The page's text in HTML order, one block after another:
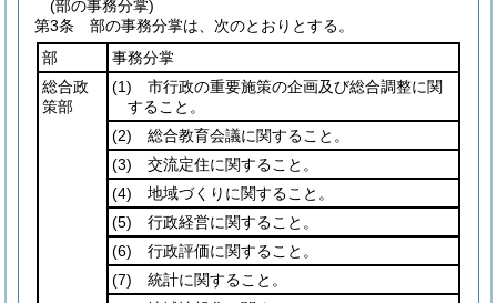
(部の事務分掌)
第3条
部の事務分掌は、次のとおりとする。
部
事務分掌
総合政
策部
(1) 市行政の重要施策の企画及び総合調整に関
すること。
(2) 総合教育会議に関すること。
(3) 交流定住に関すること。
(4) 地域づくりに関すること。
(5) 行政経営に関すること。
(6) 行政評価に関すること。
(7) 統計に関すること。